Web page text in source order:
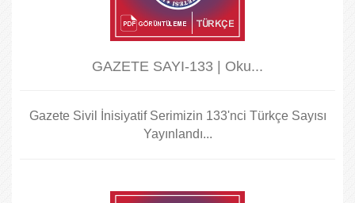
GAZETE SAYI-133 | Oku...
Gazete Sivil İnisiyatif Serimizin 133'nci Türkçe Sayısı
Yayınlandı...